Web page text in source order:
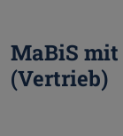
MaBiS mit
(Vertrieb)